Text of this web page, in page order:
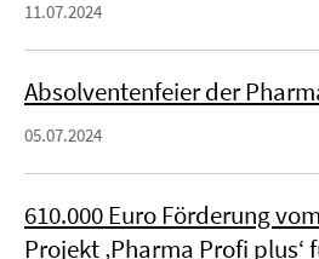
11.07.2024
Absolventenfeier der
05.07.2024
610.000 Euro Förderung
Projekt ‚Pharma Profi plus‘